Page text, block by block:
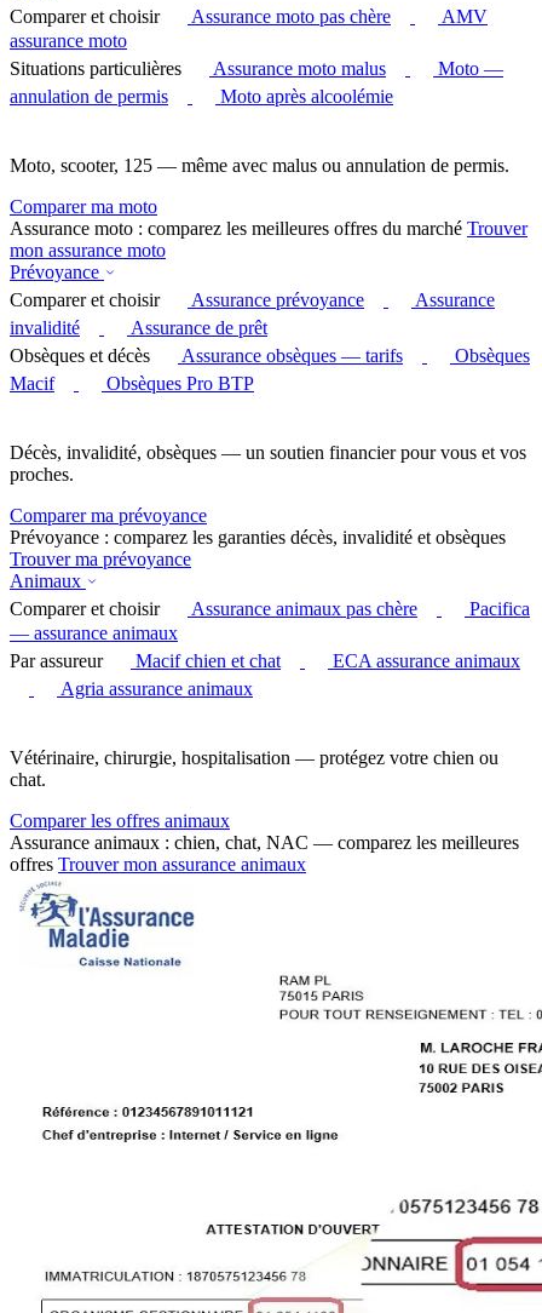
Comparer et choisir
Assurance moto pas chère
AMV
assurance moto
Situations particulières
Assurance moto malus
Moto —
annulation de permis
Moto après alcoolémie
Moto, scooter, 125 — même avec malus ou annulation de permis.
Comparer ma moto
Assurance moto : comparez les meilleures offres du marché Trouver
mon assurance moto
Prévoyance
Comparer et choisir
Assurance prévoyance
Assurance
invalidité
Assurance de prêt
Obsèques et décès
Assurance obsèques — tarifs
Obsèques
Macif
Obsèques Pro BTP
Décès, invalidité, obsèques — un soutien financier pour vous et vos
proches.
Comparer ma prévoyance
Prévoyance : comparez les garanties décès, invalidité et obsèques
Trouver ma prévoyance
Animaux
Comparer et choisir
Assurance animaux pas chère
Pacifica
— assurance animaux
Par assureur
Macif chien et chat
ECA assurance animaux
Agria assurance animaux
Vétérinaire, chirurgie, hospitalisation — protégez votre chien ou
chat.
Comparer les offres animaux
Assurance animaux : chien, chat, NAC — comparez les meilleures
offres Trouver mon assurance animaux